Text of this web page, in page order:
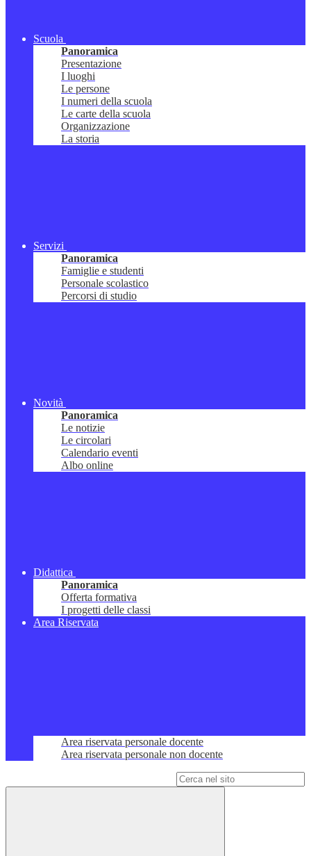
Scuola
Panoramica
Presentazione
I luoghi
Le persone
I numeri della scuola
Le carte della scuola
Organizzazione
La storia
Servizi
Panoramica
Famiglie e studenti
Personale scolastico
Percorsi di studio
Novità
Panoramica
Le notizie
Le circolari
Calendario eventi
Albo online
Didattica
Panoramica
Offerta formativa
I progetti delle classi
Area Riservata
Area riservata personale docente
Area riservata personale non docente